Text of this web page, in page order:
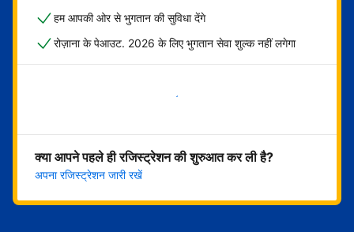
हम आपकी ओर से भुगतान की सुविधा देंगे
रोज़ाना के पेआउट. 2026 के लिए भुगतान सेवा शुल्क नहीं लगेगा
अभी शुरू करें
क्या आपने पहले ही रजिस्ट्रेशन की शुरुआत कर ली है?
अपना रजिस्ट्रेशन जारी रखें